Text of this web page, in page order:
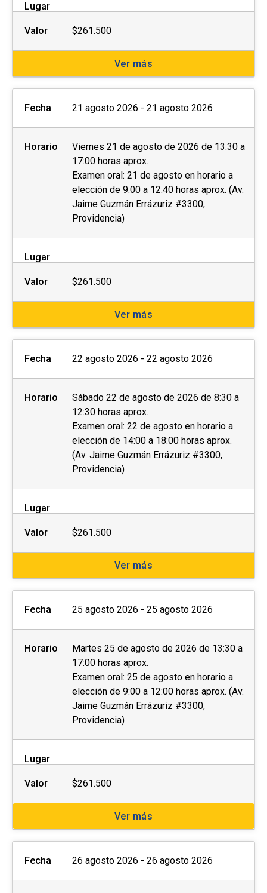
Lugar
Valor $261.500
Ver más
Fecha 21 agosto 2026 - 21 agosto 2026
Horario
Viernes 21 de agosto de 2026 de 13:30 a
17:00 horas aprox.
Examen oral: 21 de agosto en horario a
elección de 9:00 a 12:40 horas aprox. (Av.
Jaime Guzmán Errázuriz #3300,
Providencia)
Lugar
Valor $261.500
Ver más
Fecha 22 agosto 2026 - 22 agosto 2026
Horario
Sábado 22 de agosto de 2026 de 8:30 a
12:30 horas aprox.
Examen oral: 22 de agosto en horario a
elección de 14:00 a 18:00 horas aprox.
(Av. Jaime Guzmán Errázuriz #3300,
Providencia)
Lugar
Valor $261.500
Ver más
Fecha 25 agosto 2026 - 25 agosto 2026
Horario
Martes 25 de agosto de 2026 de 13:30 a
17:00 horas aprox.
Examen oral: 25 de agosto en horario a
elección de 9:00 a 12:00 horas aprox. (Av.
Jaime Guzmán Errázuriz #3300,
Providencia)
Lugar
Valor $261.500
Ver más
Fecha 26 agosto 2026 - 26 agosto 2026